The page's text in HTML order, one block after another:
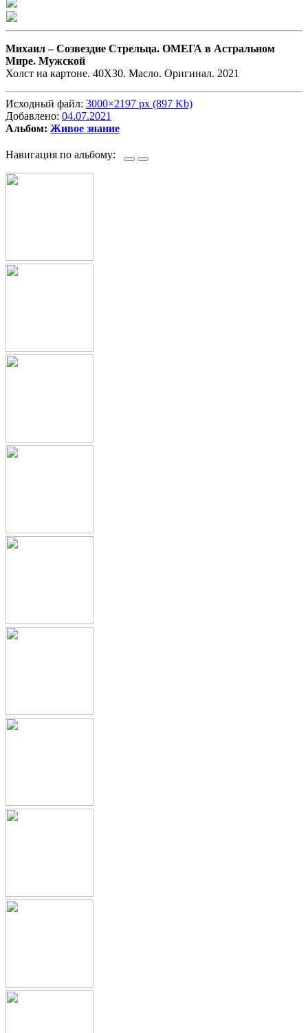
Михаил –Созвездие Стрельца. ОМЕГА в Астральном
Мире. Мужской
Холст на картоне. 40Х30. Масло. Оригинал. 2021
Исходный файл: 3000×2197 px (897 Kb)
Добавлено: 04.07.2021
Альбом: Живое знание
Навигация по альбому: